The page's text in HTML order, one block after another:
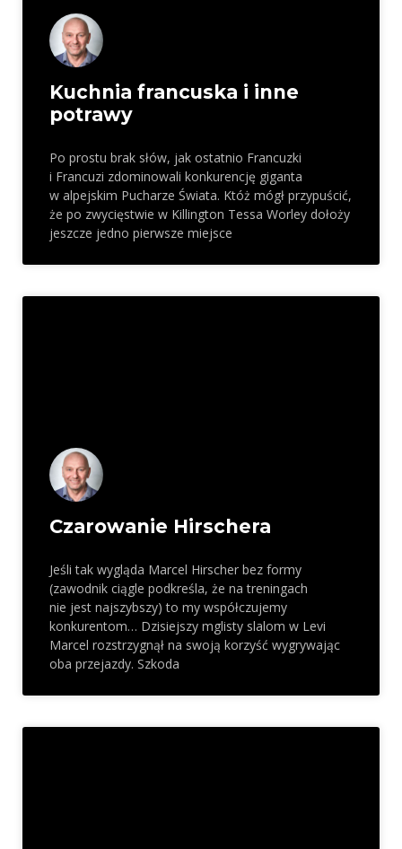
Kuchnia francuska i inne
potrawy
Po prostu brak słów, jak ostatnio Francuzki
i Francuzi zdominowali konkurencję giganta
w alpejskim Pucharze Świata. Któż mógł przypuścić,
że po zwycięstwie w Killington Tessa Worley dołoży
jeszcze jedno pierwsze miejsce
Czarowanie Hirschera
Jeśli tak wygląda Marcel Hirscher bez formy
(zawodnik ciągle podkreśla, że na treningach
nie jest najszybszy) to my współczujemy
konkurentom… Dzisiejszy mglisty slalom w Levi
Marcel rozstrzygnął na swoją korzyść wygrywając
oba przejazdy. Szkoda